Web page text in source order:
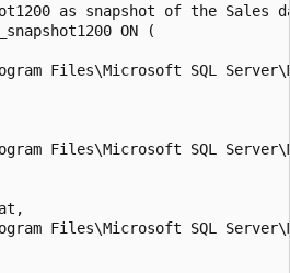
as snapshot of the Sales
ON (
Files\Microsoft SQL
Files\Microsoft SQL
Files\Microsoft SQL